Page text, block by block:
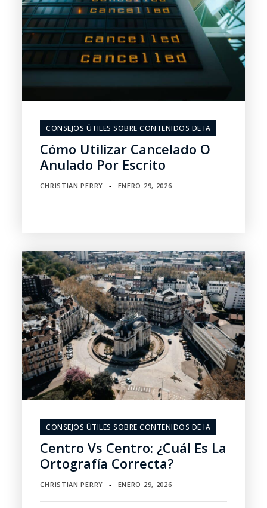
CONSEJOS ÚTILES SOBRE CONTENIDOS DE IA
Cómo Utilizar Cancelado O
Anulado Por Escrito
CHRISTIAN PERRY ▪ ENERO 29, 2026
CONSEJOS ÚTILES SOBRE CONTENIDOS DE IA
Centro Vs Centro: ¿Cuál Es La
Ortografía Correcta?
CHRISTIAN PERRY ▪ ENERO 29, 2026